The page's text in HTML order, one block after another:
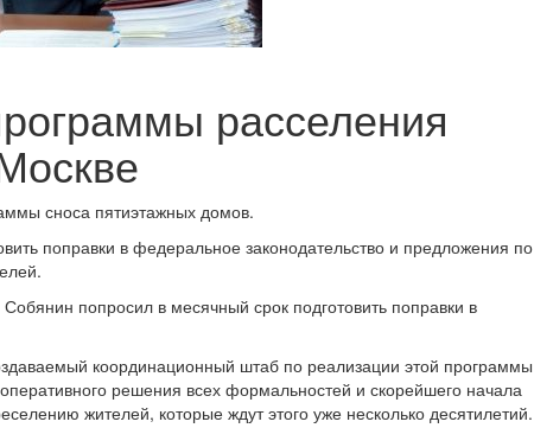
расселения
сноса пятиэтажных домов.
поправки в федеральное законодательство и предложения по
попросил в месячный срок подготовить поправки в
координационный штаб по реализации этой программы
решения всех формальностей и скорейшего начала
жителей, которые ждут этого уже несколько десятилетий.